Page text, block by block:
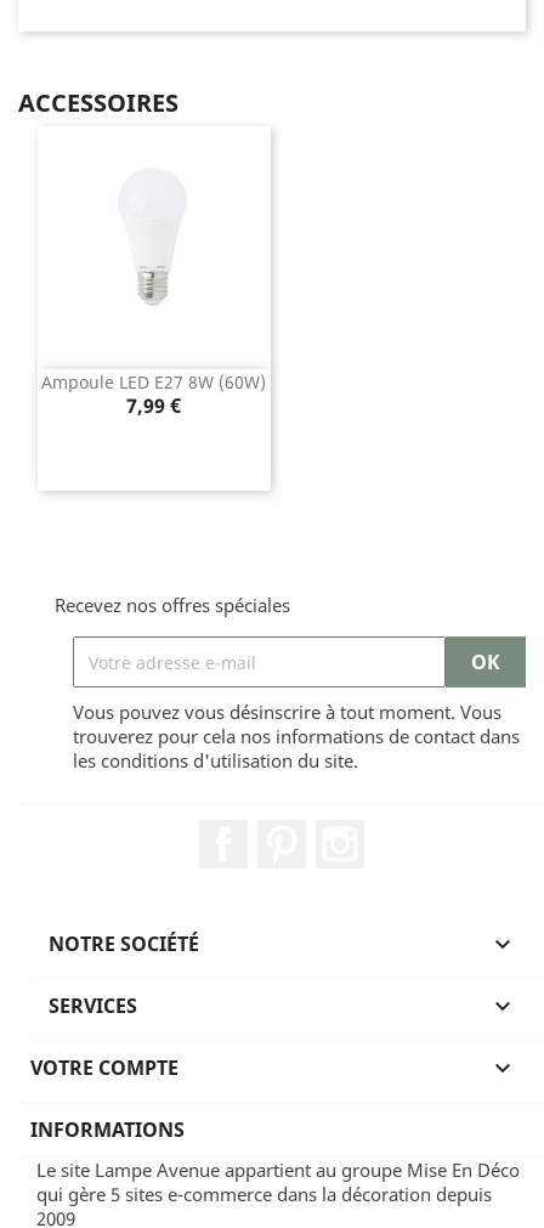
ACCESSOIRES
Ampoule LED E27 8W (60W)
Prix
7,99 €
Recevez nos offres spéciales
Vous pouvez vous désinscrire à tout moment. Vous
trouverez pour cela nos informations de contact dans
les conditions d'utilisation du site.
NOTRE SOCIÉTÉ 
SERVICES 
VOTRE COMPTE 
INFORMATIONS
Le site Lampe Avenue appartient au groupe Mise En Déco
qui gère 5 sites e-commerce dans la décoration depuis
2009